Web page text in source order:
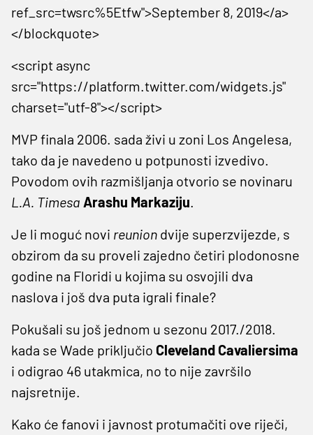
ref_src=twsrc%5Etfw">September 8, 2019</a>
</blockquote>
<script async
src="https://platform.twitter.com/widgets.js"
charset="utf-8"></script>
MVP finala 2006. sada živi u zoni Los Angelesa,
tako da je navedeno u potpunosti izvedivo.
Povodom ovih razmišljanja otvorio se novinaru
L.A. Timesa Arashu Markaziju.
Je li moguć novi reunion dvije superzvijezde, s
obzirom da su proveli zajedno četiri plodonosne
godine na Floridi u kojima su osvojili dva
naslova i još dva puta igrali finale?
Pokušali su još jednom u sezonu 2017./2018.
kada se Wade priključio Cleveland Cavaliersima
i odigrao 46 utakmica, no to nije završilo
najsretnije.
Kako će fanovi i javnost protumačiti ove riječi,